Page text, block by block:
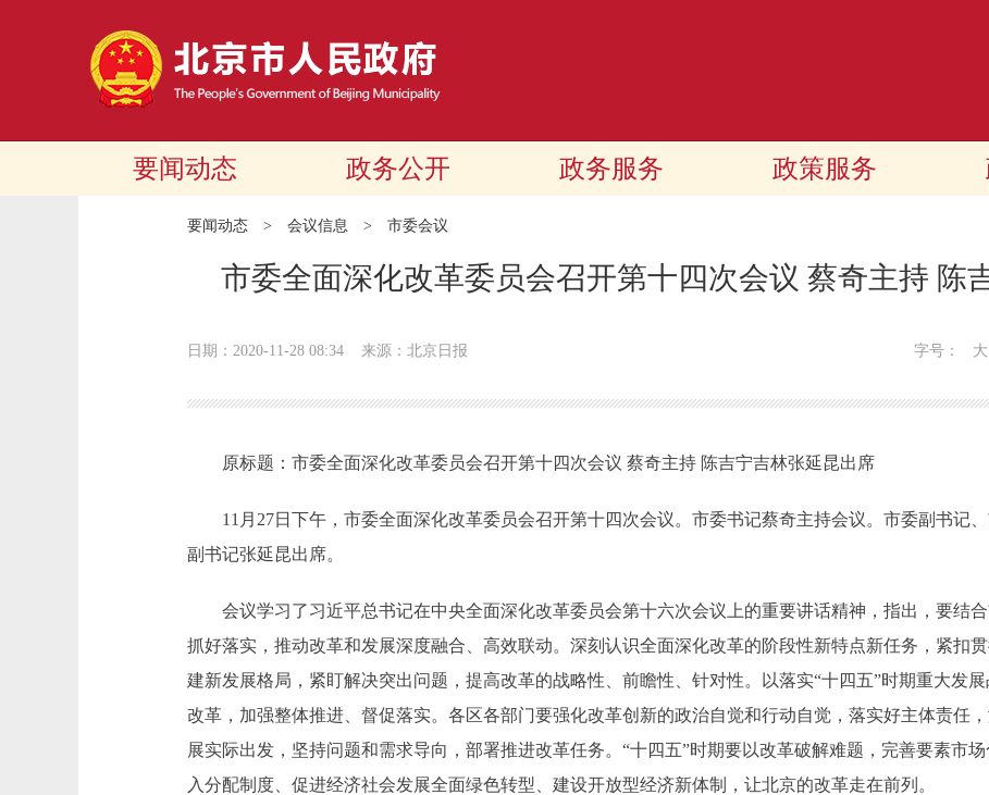
要闻动态 政务公开 政务服务 政策服务
要闻动态 > 会议信息 > 市委会议
市委全面深化改革委员会召开第十四次会议 蔡奇主持 陈
日期：2020-11-28 08:34 来源：​北京日报 字号： 大
原标题：市委全面深化改革委员会召开第十四次会议 蔡奇主持 陈吉宁吉林张延昆出席
11月27日下午，市委全面深化改革委员会召开第十四次会议。市委书记蔡奇主持会议。市委副书记
副书记张延昆出席。
会议学习了习近平总书记在中央全面深化改革委员会第十六次会议上的重要讲话精神，指出，要结
抓好落实，推动改革和发展深度融合、高效联动。深刻认识全面深化改革的阶段性新特点新任务，紧扣
建新发展格局，紧盯解决突出问题，提高改革的战略性、前瞻性、针对性。以落实“十四五”时期重大发
改革，加强整体推进、督促落实。各区各部门要强化改革创新的政治自觉和行动自觉，落实好主体责任
展实际出发，坚持问题和需求导向，部署推进改革任务。“十四五”时期要以改革破解难题，完善要素市
入分配制度、促进经济社会发展全面绿色转型、建设开放型经济新体制，让北京的改革走在前列。